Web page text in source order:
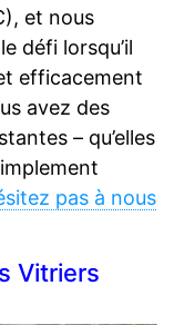
et nous
défi lorsqu’il
efficacement
avez des
– qu’elles
pas à nous
Vitriers